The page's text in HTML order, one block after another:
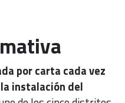
por carta cada vez
instalación del